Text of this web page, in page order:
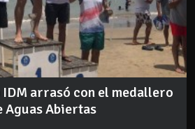
arrasó con el medallero
Aguas Abiertas